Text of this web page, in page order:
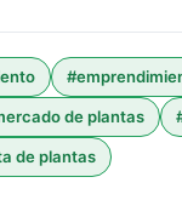
#
de plantas
de plantas